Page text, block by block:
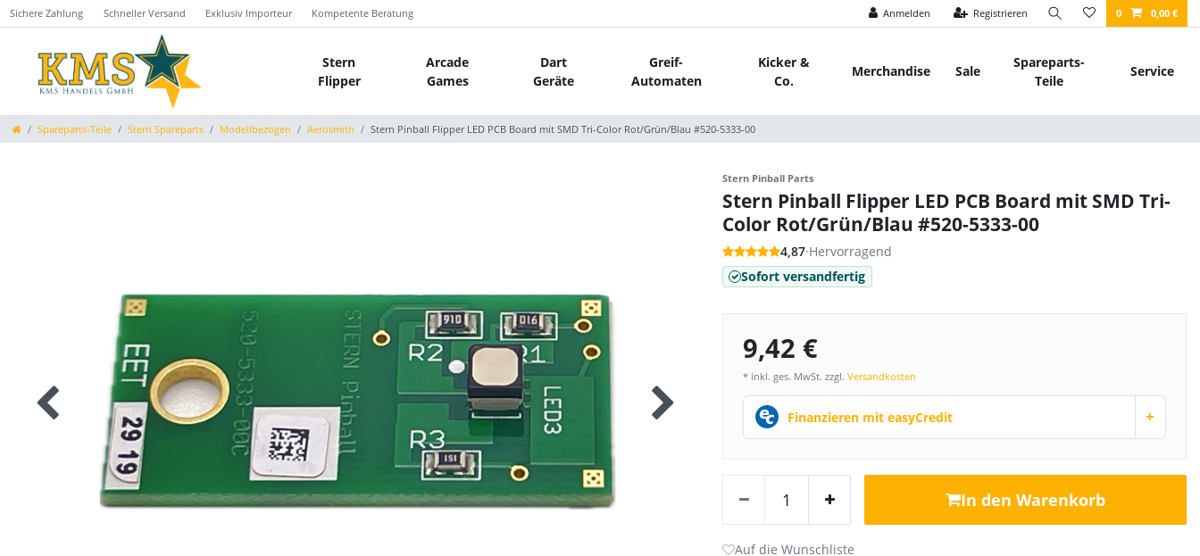
Sichere Zahlung Schneller Versand Exklusiv Importeur Kompetente Beratung Anmelden Registrieren 0 0,00 €
Stern
Flipper
Arcade
Games
Dart
Geräte
Greif-
Automaten
Kicker &
Co.
Merchandise Sale
Spareparts-
Teile
Service
Spareparts-Teile Stern Spareparts Modellbezogen Aerosmith Stern Pinball Flipper LED PCB Board mit SMD Tri-Color Rot/Grün/Blau #520-5333-00
Stern Pinball Parts
Stern Pinball Flipper LED PCB Board mit SMD Tri-
Color Rot/Grün/Blau #520-5333-00
4,87·Hervorragend
Sofort versandfertig
9,42 €
* inkl. ges. MwSt. zzgl.Versandkosten
Finanzieren mit easyCredit +
In den Warenkorb